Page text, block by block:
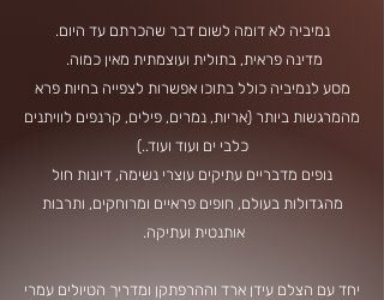
נמיביה לא דומה לשום דבר שהכרתם עד היום.
מדינה פראית, בתולית ועוצמתית מאין כמוה.
מסע לנמיביה כולל בתוכו אפשרות לצפייה בחיות פרא
מהמרגשות ביותר (אריות, נמרים, פילים, קרנפים לוויתנים
כלבי ים ועוד ועוד..)
נופים מדבריים עתיקים עוצרי נשימה, דיונות חול
מהגדולות בעולם, חופים פראיים ומרוחקים, ותרבות
אותנטית ועתיקה.
יחד עם הצלם עידן ארד וההרפתקן ומדריך הטיולים עמרי